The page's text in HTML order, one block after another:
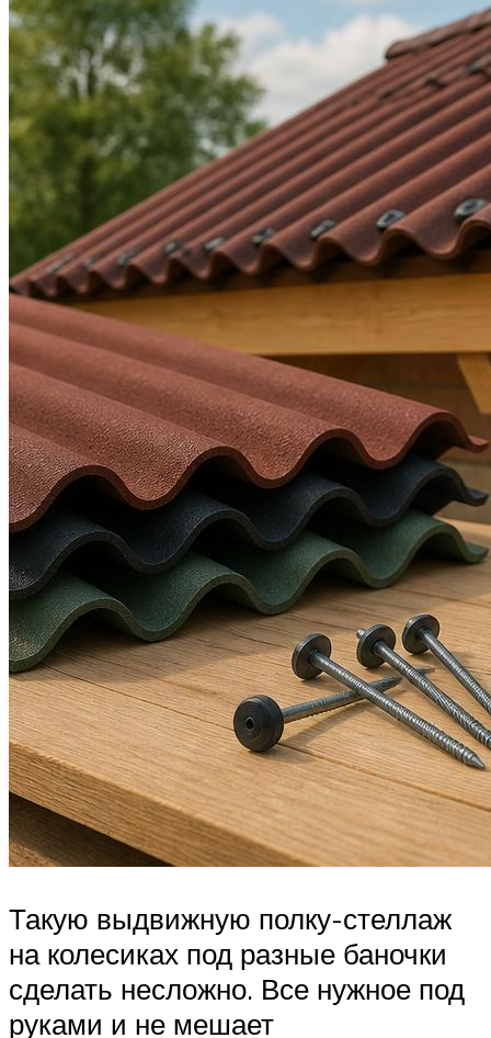
Такую выдвижную полку-стеллаж
на колесиках под разные баночки
сделать несложно. Все нужное под
руками и не мешает